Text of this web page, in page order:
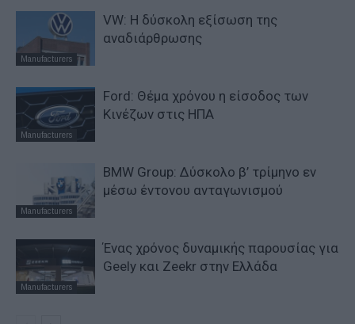
Manufacturers
VW: Η δύσκολη εξίσωση της
αναδιάρθρωσης
Manufacturers
Ford: Θέμα χρόνου η είσοδος των
Κινέζων στις ΗΠΑ
Manufacturers
BMW Group: Δύσκολο β’ τρίμηνο εν
μέσω έντονου ανταγωνισμού
Manufacturers
Ένας χρόνος δυναμικής παρουσίας για
Geely και Zeekr στην Ελλάδα